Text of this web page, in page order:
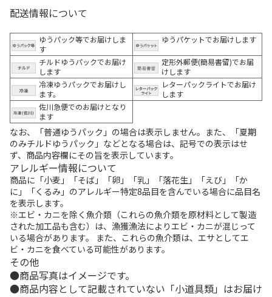
配送情報について
ゆうパック等でお届けしま
す
ゆうパケットでお届けします
チルドゆうパックでお届け
します
定形外郵便(簡易書留)でお届
けします
冷凍ゆうパックでお届けし
ます。
レターパックライトでお届け
します
佐川急便でのお届けとなり
ます
なお、「普通ゆうパック」の場合は表示しません。また、「夏期
のみチルドゆうパック」などとなる場合は、記号での表示はせ
ず、商品内容欄にその旨を表示しています。
アレルギー情報について
商品に「小麦」「そば」「卵」「乳」「落花生」「えび」「か
に」「くるみ」のアレルギー特定8品目を含んでいる場合に品目名
を表示します。
※エビ・カニを除く魚介類（これらの魚介類を原材料として製造
された加工品も含む）は、漁獲漁法によりエビ・カニが混じって
いる場合があります。 また、これらの魚介類は、エサとしてエ
ビ・カニを食べている可能性があります。
その他
商品写真はイメージです。
商品内容として記載されていない「小道具類」はお届け